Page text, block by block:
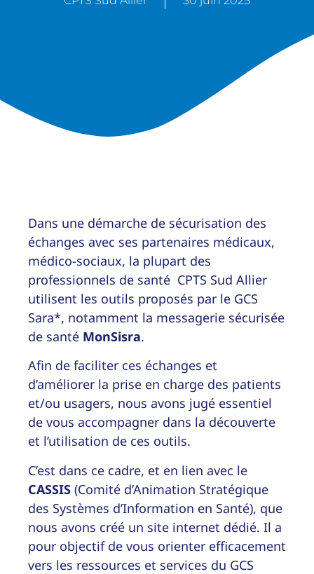
Dans une démarche de sécurisation des
échanges avec ses partenaires médicaux,
médico-sociaux, la plupart des
professionnels de santé CPTS Sud Allier
utilisent les outils proposés par le GCS
Sara*, notamment la messagerie sécurisée
de santé MonSisra.
Afin de faciliter ces échanges et
d’améliorer la prise en charge des patients
et/ou usagers, nous avons jugé essentiel
de vous accompagner dans la découverte
et l’utilisation de ces outils.
C’est dans ce cadre, et en lien avec le
CASSIS (Comité d’Animation Stratégique
des Systèmes d’Information en Santé), que
nous avons créé un site internet dédié. Il a
pour objectif de vous orienter efficacement
vers les ressources et services du GCS